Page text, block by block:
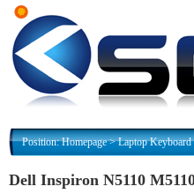
Position:Homepage>Laptop Keyboard
Dell Inspiron N5110